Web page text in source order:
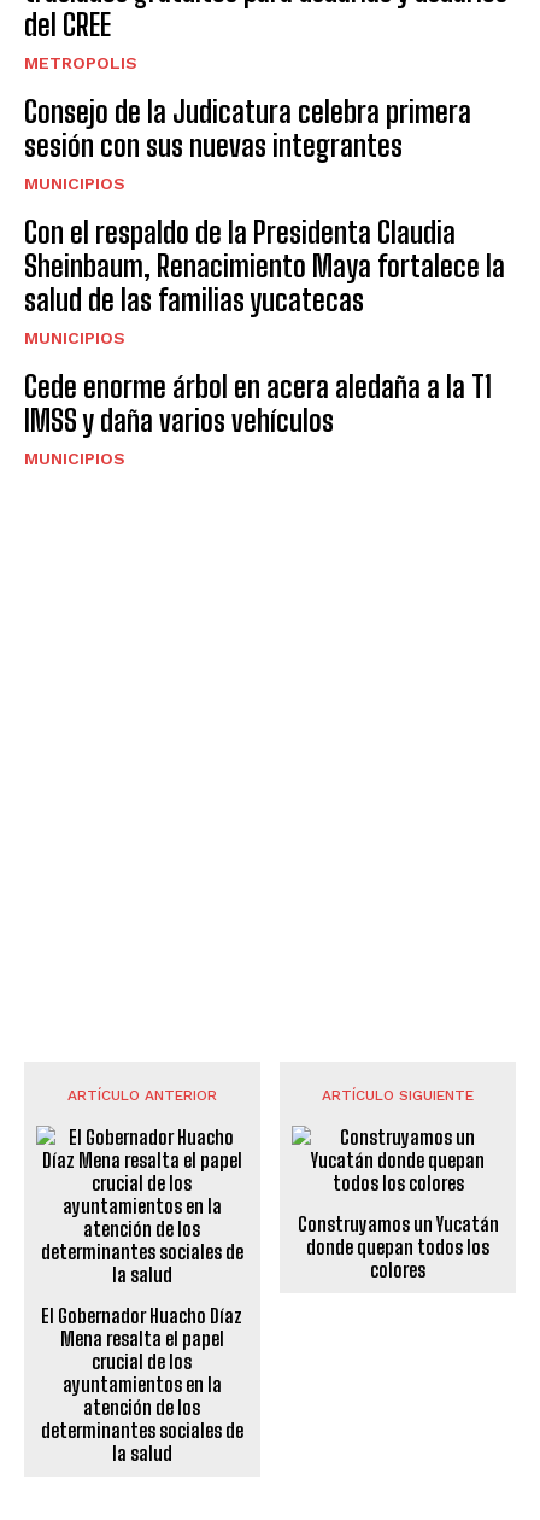
del CREE
METROPOLIS
Consejo de la Judicatura celebra primera
sesión con sus nuevas integrantes
MUNICIPIOS
Con el respaldo de la Presidenta Claudia
Sheinbaum, Renacimiento Maya fortalece la
salud de las familias yucatecas
MUNICIPIOS
Cede enorme árbol en acera aledaña a la T1
IMSS y daña varios vehículos
MUNICIPIOS
ARTÍCULO ANTERIOR
El Gobernador Huacho Díaz
Mena resalta el papel
crucial de los
ayuntamientos en la
atención de los
determinantes sociales de
la salud
ARTÍCULO SIGUIENTE
Construyamos un Yucatán
donde quepan todos los
colores